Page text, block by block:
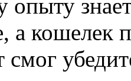
опыту
а кошелек